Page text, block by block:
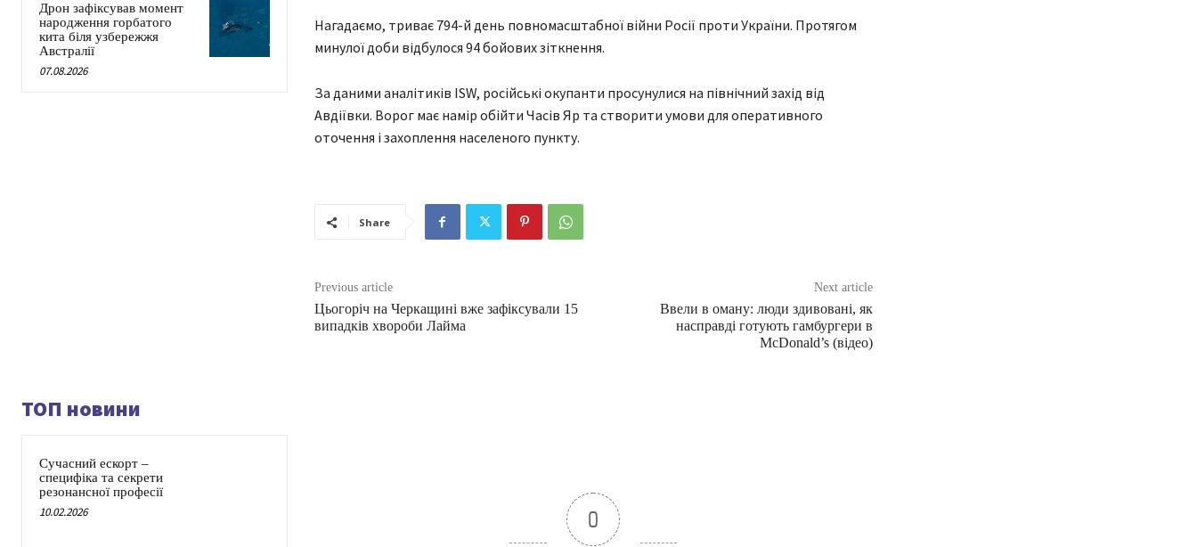
Дрон зафіксував момент
народження горбатого
кита біля узбережжя
Австралії
07.08.2026
Нагадаємо, триває 794-й день повномасштабної війни Росії проти України. Протягом
минулої доби відбулося 94 бойових зіткнення.
За даними аналітиків ISW, російські окупанти просунулися на північний захід від
Авдіївки. Ворог має намір обійти Часів Яр та створити умови для оперативного
оточення і захоплення населеного пункту.
Share
Previous article
Цьогоріч на Черкащині вже зафіксували 15
випадків хвороби Лайма
Next article
Ввели в оману: люди здивовані, як
насправді готують гамбургери в
McDonald’s (відео)
ТОП новини
Сучасний ескорт –
специфіка та секрети
резонансної професії
10.02.2026 0